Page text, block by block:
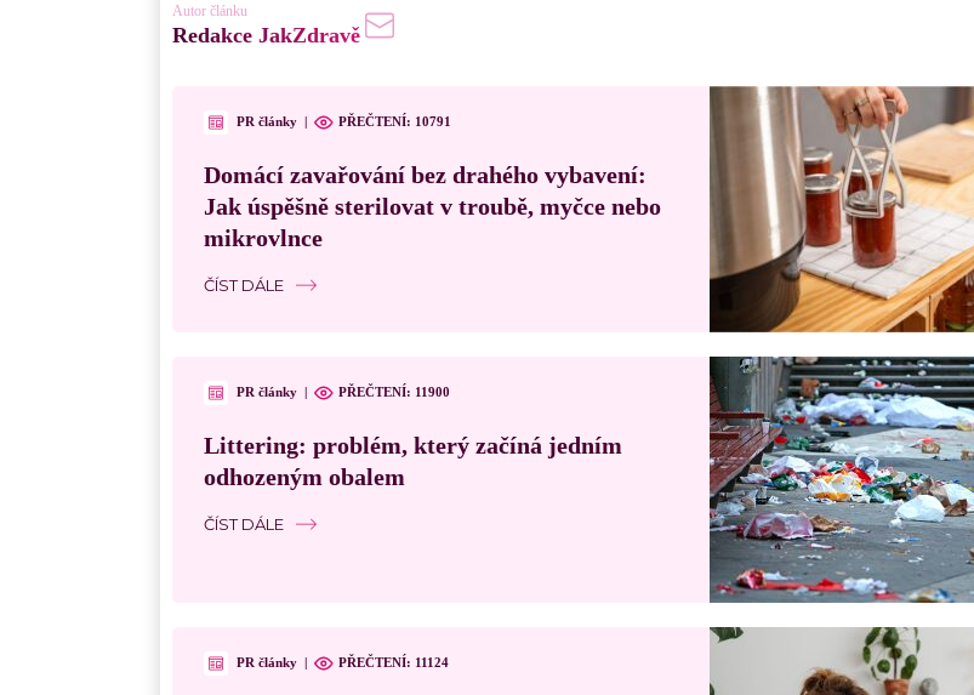
Autor článku
Redakce JakZdravě
PR články PŘEČTENÍ: 10791
Domácí zavařování bez drahého vybavení:
Jak úspěšně sterilovat v troubě, myčce nebo
mikrovlnce
ČÍST DÁLE
PR články PŘEČTENÍ: 11900
Littering: problém, který začíná jedním
odhozeným obalem
ČÍST DÁLE
PR články PŘEČTENÍ: 11124